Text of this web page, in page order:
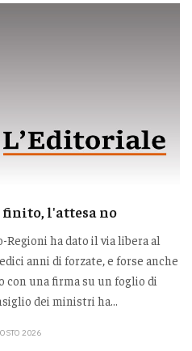
l'attesa no
Regioni ha dato il via libera al
anni di forzate, e forse anche
con una firma su un foglio di
dei ministri ha...
2026